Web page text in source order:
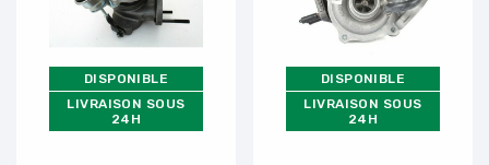
DISPONIBLE
LIVRAISON SOUS
24H
DISPONIBLE
LIVRAISON SOUS
24H